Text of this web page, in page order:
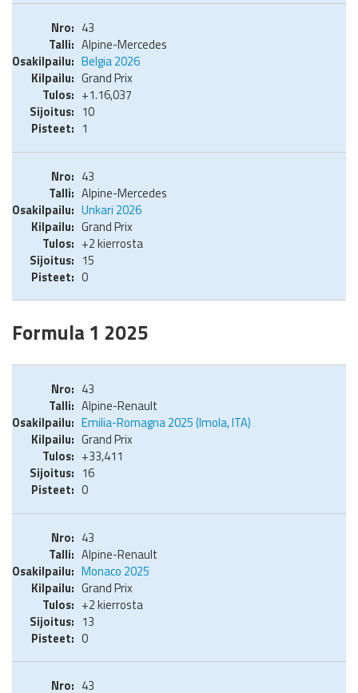
43
Alpine-Mercedes
Belgia 2026
Grand Prix
+1.16,037
10
1
43
Alpine-Mercedes
Unkari 2026
Grand Prix
+2 kierrosta
15
0
Formula 1 2025
43
Alpine-Renault
Emilia-Romagna 2025 (Imola, ITA)
Grand Prix
+33,411
16
0
43
Alpine-Renault
Monaco 2025
Grand Prix
+2 kierrosta
13
0
43